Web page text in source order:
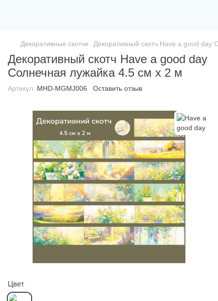
Декоративные скотчи Декоративный скотч Have a good
Декоративный скотч Have a good day
Солнечная лужайка 4.5 см x 2 м
Артикул: MHD-MGMJ006 Оставить отзыв
Цвет